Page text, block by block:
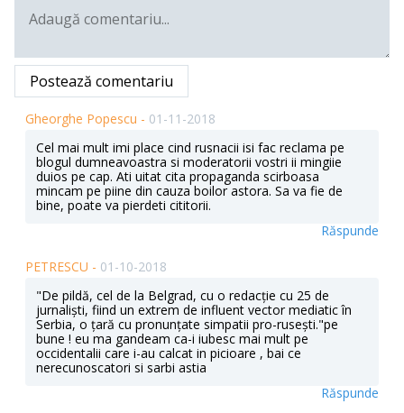
Postează comentariu
Gheorghe Popescu - 01-11-2018
Cel mai mult imi place cind rusnacii isi fac reclama pe
blogul dumneavoastra si moderatorii vostri ii mingiie
duios pe cap. Ati uitat cita propaganda scirboasa
mincam pe piine din cauza boilor astora. Sa va fie de
bine, poate va pierdeti cititorii.
Răspunde
PETRESCU - 01-10-2018
"De pildă, cel de la Belgrad, cu o redacție cu 25 de
jurnaliști, fiind un extrem de in­fluent vector mediatic în
Serbia, o țară cu pronunțate simpatii pro-rusești."pe
bune ! eu ma gandeam ca-i iubesc mai mult pe
occidentalii care i-au calcat in picioare , bai ce
nerecunoscatori si sarbi astia
Răspunde